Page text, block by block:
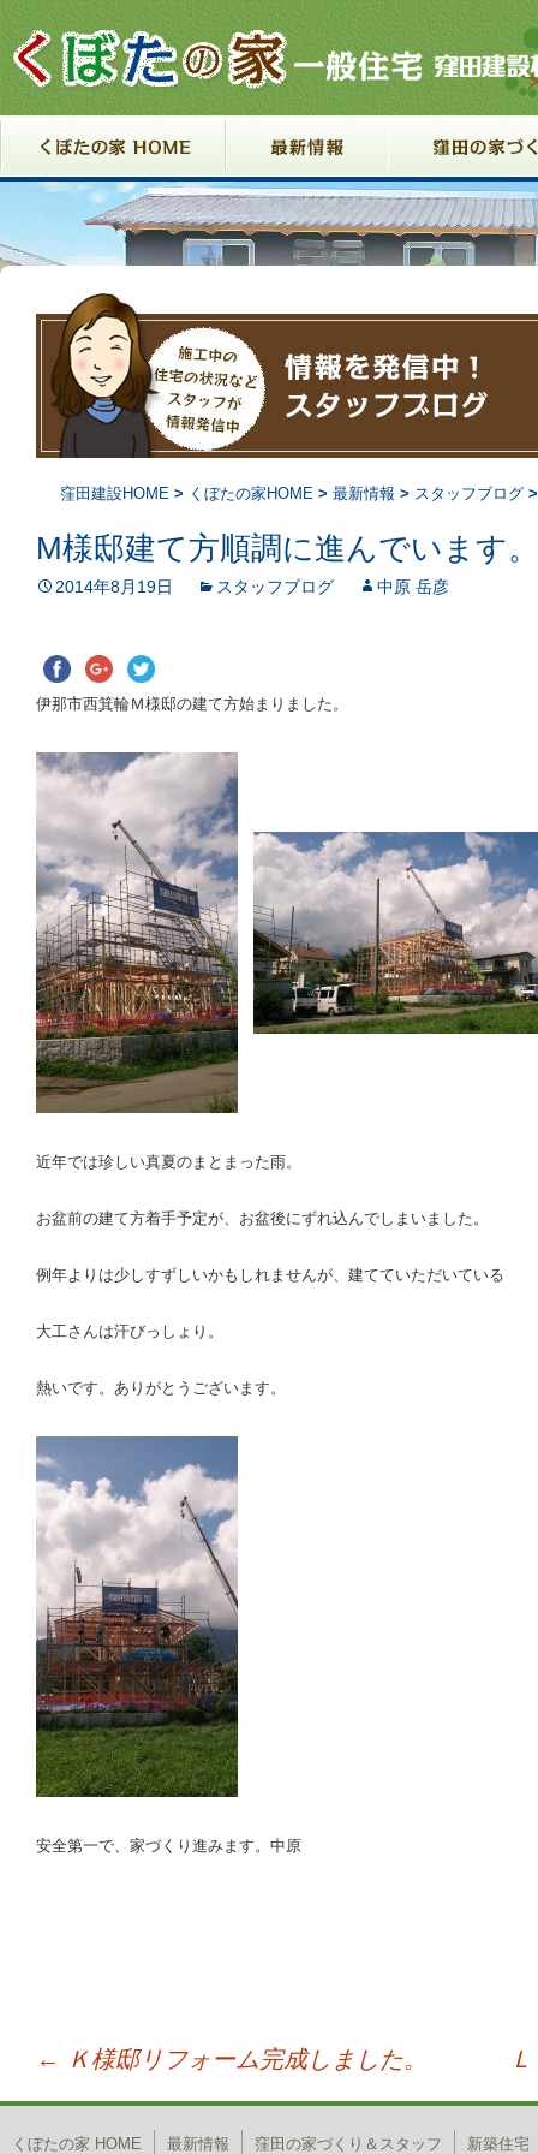
窪田建設HOME > くぼたの家HOME > 最新情報 > スタッフブログ
M様邸建て方順調に進んでいます。
2014年8月19日 スタッフブログ 中原 岳彦
伊那市西箕輪Ｍ様邸の建て方始まりました。
近年では珍しい真夏のまとまった雨。
お盆前の建て方着手予定が、お盆後にずれ込んでしまいました。
例年よりは少しすずしいかもしれませんが、建てていただいている
大工さんは汗びっしょり。
熱いです。ありがとうございます。
安全第一で、家づくり進みます。中原
投稿ナビゲーション
← Ｋ様邸リフォーム完成しました。
くぼたの家 HOME 最新情報 窪田の家づくり＆スタッフ 新築住宅